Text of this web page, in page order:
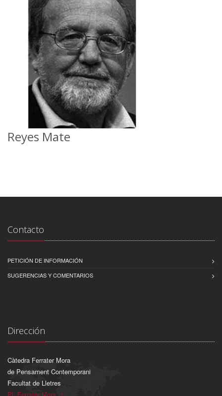
Reyes Mate
Contacto
PETICIÓN DE INFORMACIÓN
SUGERENCIAS Y COMENTARIOS
Dirección
Càtedra Ferrater Mora
de Pensament Contemporani
Facultat de Lletres